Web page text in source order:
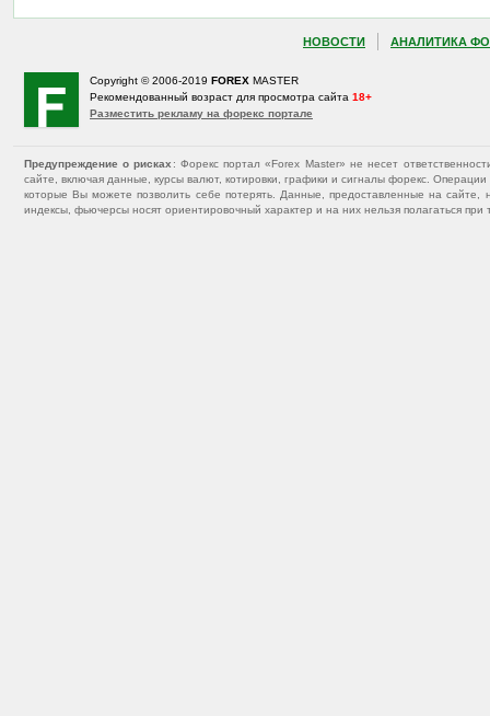
НОВОСТИ АНАЛИТИКА
Copyright © 2006-2019 FOREX MASTER
Рекомендованный возраст для просмотра сайта 18+
Разместить рекламу на форекс портале
Предупреждение о рисках : Форекс портал «Forex Master» не несет
сайте, включая данные, курсы валют, котировки, графики и сигналы форекс.
которые Вы можете позволить себе потерять. Данные, предоставленные на
индексы, фьючерсы носят ориентировочный характер и на них нельзя полагаться при